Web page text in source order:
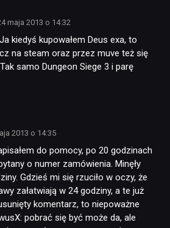
maja 2013 o 14:32
kiedyś kupowałem Deus exa, to
na steam oraz przez muve też się
samo Dungeon Siege 3 i parę
2013 o 14:35
do pomocy, po 20 godzinach
o numer zamówienia. Minęły
Gdzieś mi się rzuciło w oczy, że
załatwiają w 24 godziny, a te już
komentarz, to niepoważne
pobrać się być może da, ale